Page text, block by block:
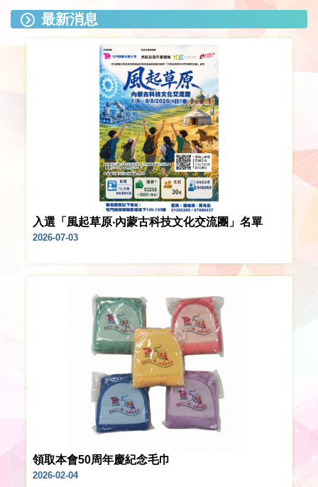
最新消息
入選「風起草原‧內蒙古科技文化交流團」名單
2026-07-03
領取本會50周年慶紀念毛巾
2026-02-04